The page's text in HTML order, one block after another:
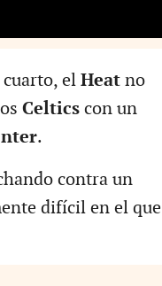
el Heatno
Celticscon un
.
contra un
difícil en el que